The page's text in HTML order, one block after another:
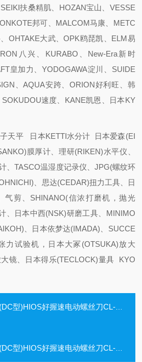
扶桑精肌、HOZAN宝山、VESSE
邦可、MALCOM马康、METC
OHTAKE大武、OPK鸥琵凯、ELM易
八兴、KURABO、New-Era新时
皇加力、YODOGAWA淀川、SUIDE
、AQUA安跨、ORION好利旺、韩
速度、KANE凯恩、日本KY
天平 日本KETTI水分计 日本爱森(EI
膜厚计、理研(RIKEN)水平仪、
、TASCO温湿度记录仪、JPG(螺纹环
、思达(CEDAR)扭力工具、日
气剪、SHINANO(信浓打磨机，抛光
、日本中西(NSK)研磨工具、MINIMO
、日本依梦达(IMADA)、SUCCE
力试验机，日本大冢(OTSUKA)放大
镜、日本得乐(TECLOCK)量具 KYO
型)HIOS好握速电动螺丝刀CL-4000带碳刷
)HIOS好握速电动螺丝刀CL-6500带碳刷标准品